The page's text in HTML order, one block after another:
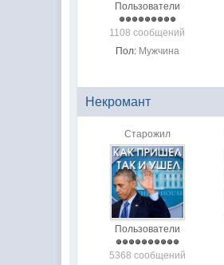
Пользователи
1108 сообщений
Пол: Мужчина
Некромант
Старожил
Пользователи
5368 сообщений